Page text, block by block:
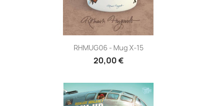
RHMUG06 - Mug X-15
20,00 €